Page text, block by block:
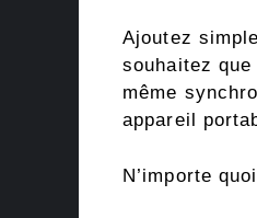
Ajoutez
souhaitez
même
appareil
N’importe